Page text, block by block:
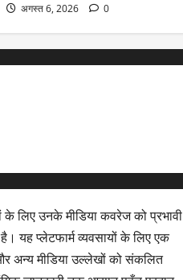
अगस्त 6, 2026 0
लिए उनके मीडिया कवरेज को प्रभावी
यह प्लेटफार्म व्यवसायों के लिए एक
अन्य मीडिया उल्लेखों को संकलित